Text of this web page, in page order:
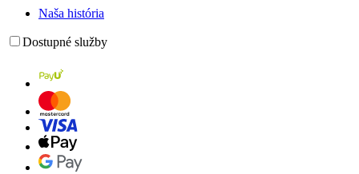
Naša história
Dostupné služby